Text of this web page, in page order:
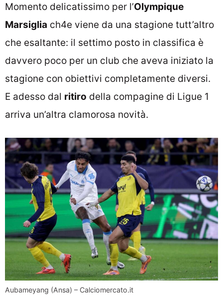
Momento delicatissimo per l’Olympique
Marsiglia ch4e viene da una stagione tutt’altro
che esaltante: il settimo posto in classifica è
davvero poco per un club che aveva iniziato la
stagione con obiettivi completamente diversi.
E adesso dal ritiro della compagine di Ligue 1
arriva un’altra clamorosa novità.
Aubameyang (Ansa) – Calciomercato.it